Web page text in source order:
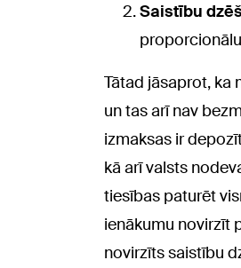
Saistību
Tātad jāsaprot, ka
un tas arī nav
izmaksas ir
kā arī valsts
tiesības paturēt
ienākumu novirzīt
novirzīts saistību